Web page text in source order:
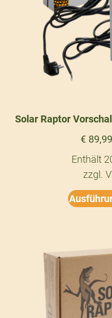
Solar Raptor
€ 89,99
Enthält
zzgl.